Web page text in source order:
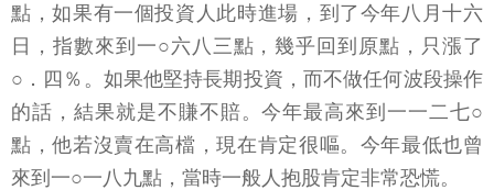
點，如果有一個投資人此時進場，到了今年八月十六
日，指數來到一○六八三點，幾乎回到原點，只漲了
○．四％。如果他堅持長期投資，而不做任何波段操作
的話，結果就是不賺不賠。今年最高來到一一二七○
點，他若沒賣在高檔，現在肯定很嘔。今年最低也曾
來到一○一八九點，當時一般人抱股肯定非常恐慌。